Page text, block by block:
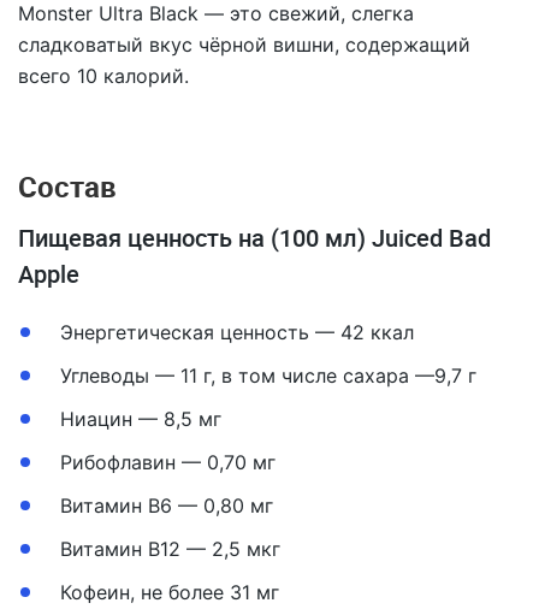
Monster Ultra Black — это свежий, слегка
сладковатый вкус чёрной вишни, содержащий
всего 10 калорий.
Состав
Пищевая ценность на (100 мл) Juiced Bad
Apple
Энергетическая ценность — 42 ккал
Углеводы — 11 г, в том числе сахара —9,7 г
Ниацин — 8,5 мг
Рибофлавин — 0,70 мг
Витамин B6 — 0,80 мг
Витамин B12 — 2,5 мкг
Кофеин, не более 31 мг